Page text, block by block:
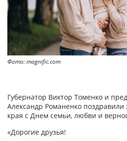
Фото: magnific.com
Губернатор Виктор Томенко и
Александр Романенко поздравили
края с Днем семьи, любви и
«Дорогие друзья!